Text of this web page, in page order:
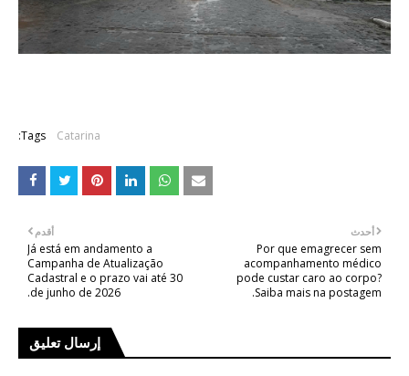
Tags: Catarina
أحدث
Por que emagrecer sem
acompanhamento médico
pode custar caro ao corpo?
Saiba mais na postagem.
أقدم
Já está em andamento a
Campanha de Atualização
Cadastral e o prazo vai até 30
de junho de 2026.
إرسال تعليق